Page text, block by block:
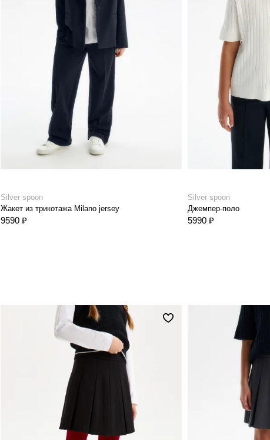
Silver spoon
Жакет из трикотажа Milano jersey
9590 ₽
Silver spoon
Джемпер-поло
5990 ₽